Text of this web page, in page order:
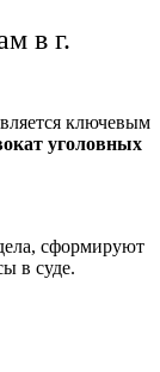
в г.
ключевым
уголовных
сформируют
в суде.